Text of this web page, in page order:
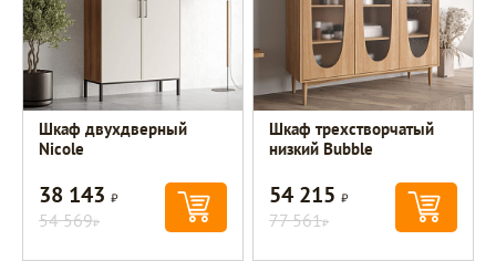
Шкаф двухдверный
Nicole
38 143Р
54 569Р
Шкаф трехстворчатый
низкий Bubble
54 215Р
77 561Р